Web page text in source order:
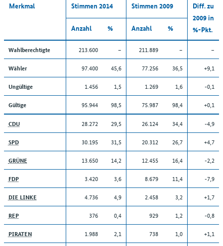
Merkmal Stimmen 2014 Stimmen 2009
Diff. zu
2009 in
%-Pkt.
Anzahl % Anzahl %
Wahlberechtigte 213.600 – 211.889 – –
Wähler 97.400 45,6 77.256 36,5 +9,1
Ungültige 1.456 1,5 1.269 1,6 -0,1
Gültige 95.944 98,5 75.987 98,4 +0,1
CDU 28.272 29,5 26.124 34,4 -4,9
SPD 30.195 31,5 20.312 26,7 +4,7
GRÜNE 13.650 14,2 12.455 16,4 -2,2
FDP 3.420 3,6 8.679 11,4 -7,9
DIE LINKE 4.736 4,9 2.458 3,2 +1,7
REP 376 0,4 929 1,2 -0,8
PIRATEN 1.988 2,1 738 1,0 +1,1